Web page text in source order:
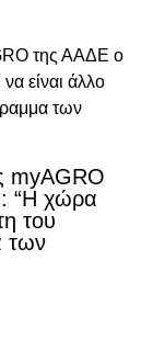
myAGRO
“Η χώρα
του
των